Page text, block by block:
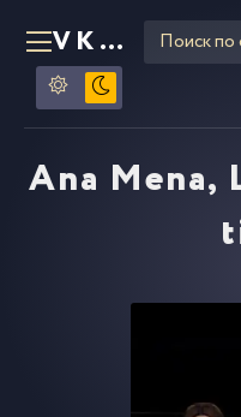
VKLIPE
Ana Mena,